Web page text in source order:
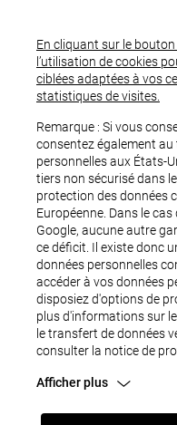
Une
En cliquant sur le
l’utilisation de cookies
ciblées adaptées à vos
statistiques de visites.
Remarque : Si vous
consentez également
personnelles aux États-
tiers non sécurisé dans
protection des données
Européenne. Dans le
Google, aucune autre
ce déficit. Il existe donc
données personnelles
accéder à vos données
disposiez d'options de
plus d'informations sur
le transfert de données
consulter la notice de
Afficher plus